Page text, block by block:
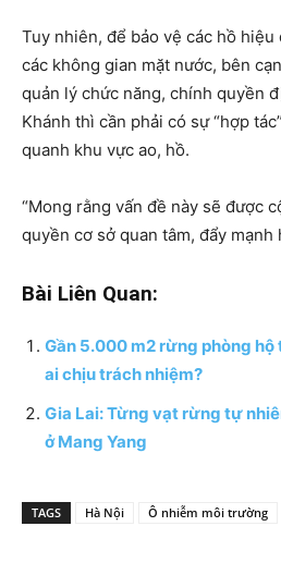
Tuy nhiên, để bảo vệ các hồ
các không gian mặt nước, bên
quản lý chức năng, chính quyền
Khánh thì cần phải có sự “hợp
quanh khu vực ao, hồ.
“Mong rằng vấn đề này sẽ được
quyền cơ sở quan tâm, đẩy mạnh
Bài Liên Quan:
Gần 5.000 m2 rừng phòng hộ
ai chịu trách nhiệm?
Gia Lai: Từng vạt rừng tự
ở Mang Yang
TAGS Hà Nội Ô nhiễm môi trường